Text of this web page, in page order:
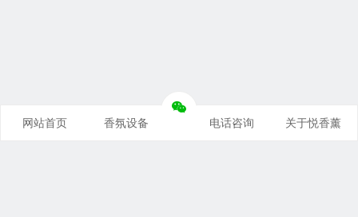
网站首页 香氛设备 电话咨询 关于悦香薰